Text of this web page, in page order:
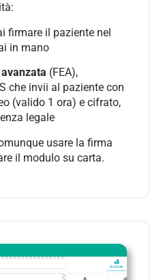
firmare il paziente nel
in mano
(FEA),
che invii al paziente con
(valido 1 ora) e cifrato,
legale
usare la firma
il modulo su carta.